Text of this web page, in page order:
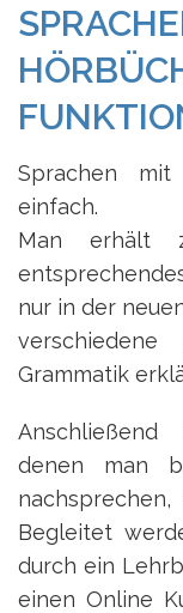
Sprachen
einfach.
Man erhält
nur in der
Grammatik
denen man
Begleitet
durch ein
einen Online